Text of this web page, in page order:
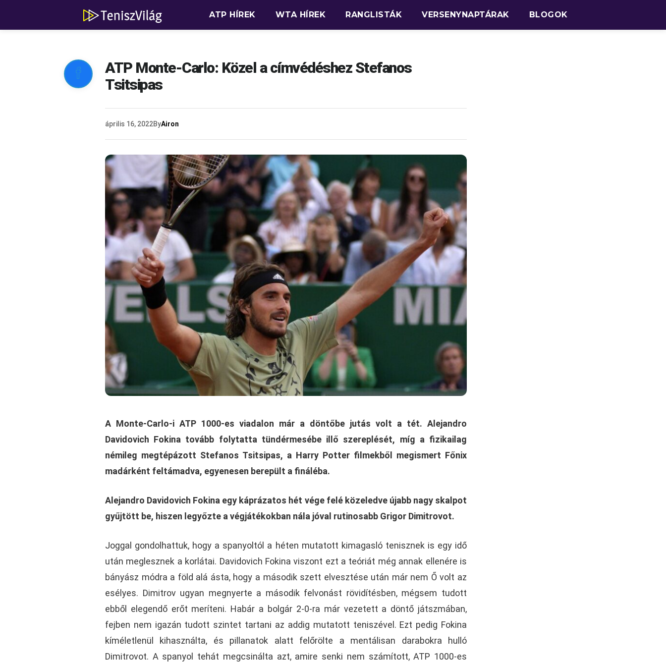
ATP HÍREK WTA HÍREK RANGLISTÁK VERSENYNAPTÁRAK BLOGOK

ATP Monte-Carlo: Közel a címvédéshez Stefanos
Tsitsipas
április 16, 2022ByAiron
A Monte-Carlo-i ATP 1000-es viadalon már a döntőbe jutás volt a tét. Alejandro
Davidovich Fokina tovább folytatta tündérmesébe illő szereplését, míg a fizikailag
némileg megtépázott Stefanos Tsitsipas, a Harry Potter filmekből megismert Főnix
madárként feltámadva, egyenesen berepült a fináléba.
Alejandro Davidovich Fokina egy káprázatos hét vége felé közeledve újabb nagy skalpot
gyűjtött be, hiszen legyőzte a végjátékokban nála jóval rutinosabb Grigor Dimitrovot.
Joggal gondolhattuk, hogy a spanyoltól a héten mutatott kimagasló tenisznek is egy idő
után meglesznek a korlátai. Davidovich Fokina viszont ezt a teóriát még annak ellenére is
bányász módra a föld alá ásta, hogy a második szett elvesztése után már nem Ő volt az
esélyes. Dimitrov ugyan megnyerte a második felvonást rövidítésben, mégsem tudott
ebből elegendő erőt meríteni. Habár a bolgár 2-0-ra már vezetett a döntő játszmában,
fejben nem igazán tudott szintet tartani az addig mutatott teniszével. Ezt pedig Fokina
kíméletlenül kihasználta, és pillanatok alatt felőrölte a mentálisan darabokra hulló
Dimitrovot. A spanyol tehát megcsinálta azt, amire senki nem számított, ATP 1000-es